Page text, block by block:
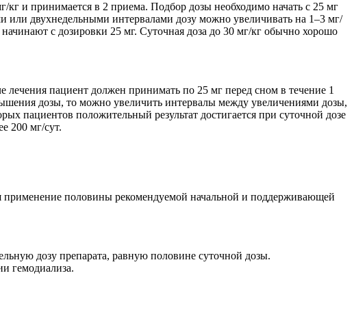
кг и принимается в 2 приема. Подбор дозы необходимо начать с 25 мг
или двухнедельными интервалами дозу можно увеличивать на 1–3 мг/
с дозировки 25 мг. Суточная доза до 30 мг/кг обычно хорошо
лечения пациент должен принимать по 25 мг перед сном в течение 1
дозы, то можно увеличить интервалы между увеличениями дозы,
пациентов положительный результат достигается при суточной дозе
200 мг/сут.
применение половины рекомендуемой начальной и поддерживающей
дозу препарата, равную половине суточной дозы.
гемодиализа.